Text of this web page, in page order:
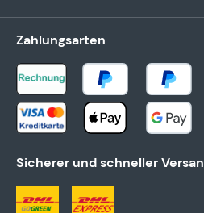
Zahlungsarten
Sicherer und schneller